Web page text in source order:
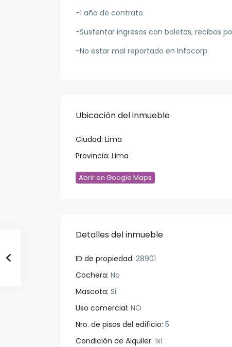
-1 año de contrato
-Sustentar ingresos con boletas, recibos
-No estar mal reportado en Infocorp
Ubicación del inmueble
Ciudad: Lima
Provincia: Lima
Abrir en Google Maps
Detalles del inmueble
ID de propiedad: 28901
Cochera: No
Mascota: Si
Uso comercial: NO
Nro. de pisos del edificio: 5
Condición de Alquiler: 1x1